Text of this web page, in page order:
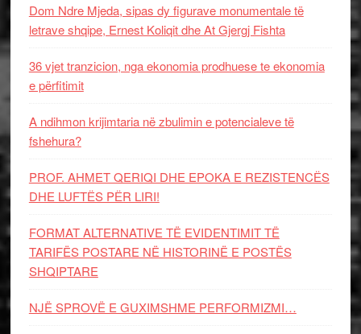
Dom Ndre Mjeda, sipas dy figurave monumentale të
letrave shqipe, Ernest Koliqit dhe At Gjergj Fishta
36 vjet tranzicion, nga ekonomia prodhuese te ekonomia
e përfitimit
A ndihmon krijimtaria në zbulimin e potencialeve të
fshehura?
PROF. AHMET QERIQI DHE EPOKA E REZISTENCЁS
DHE LUFTЁS PЁR LIRI!
FORMAT ALTERNATIVE TË EVIDENTIMIT TË
TARIFËS POSTARE NË HISTORINË E POSTËS
SHQIPTARE
NJË SPROVË E GUXIMSHME PERFORMIZMI…